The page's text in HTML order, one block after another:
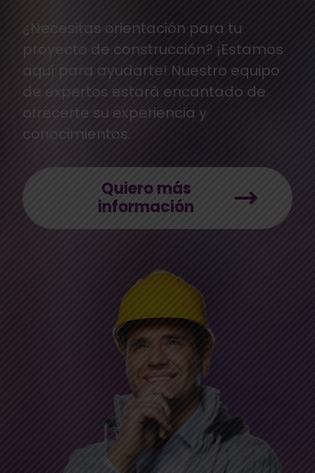
¿Necesitas orientación para tu
proyecto de construcción? ¡Estamos
aquí para ayudarte! Nuestro equipo
de expertos estará encantado de
ofrecerte su experiencia y
conocimientos.
Quiero más
información